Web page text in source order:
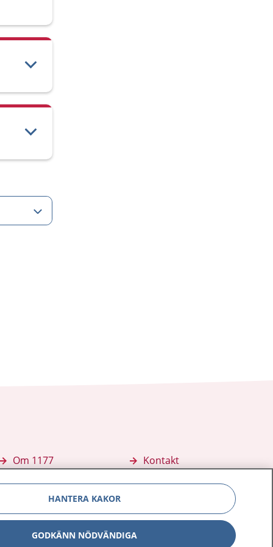
Om 1177
E-tjänster
Aktuellt
Kontakt
Press
Digital tillgänglighet
HANTERA KAKOR
GODKÄNN NÖDVÄNDIGA